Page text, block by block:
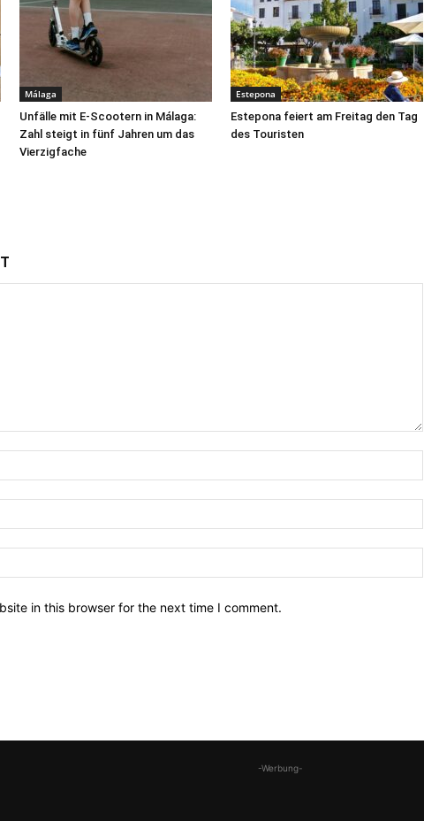
Málaga
Unfälle mit E-Scootern in Málaga:
Zahl steigt in fünf Jahren um das
Vierzigfache
Estepona
Estepona feiert am Freitag den Tag
des Touristen
in this browser for the next time I comment.
-Werbung-